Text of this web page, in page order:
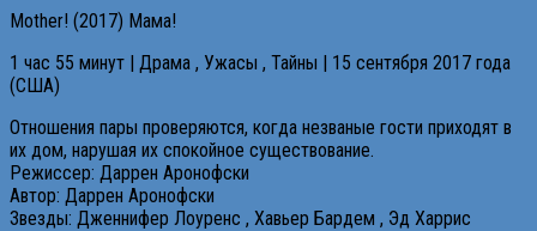
Mother! (2017) Мама!
1 час 55 минут | Драма , Ужасы , Тайны | 15 сентября 2017 года
(США)
Отношения пары проверяются, когда незваные гости приходят в
их дом, нарушая их спокойное существование.
Режиссер: Даррен Аронофски
Автор: Даррен Аронофски
Звезды: Дженнифер Лоуренс , Хавьер Бардем , Эд Харрис